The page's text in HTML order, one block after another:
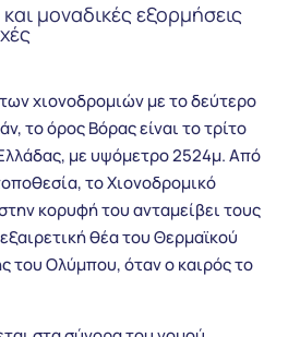
μοναδικές εξορμήσεις
χιονοδρομιών με το δεύτερο
το όρος Βόρας είναι το τρίτο
με υψόμετρο 2524μ. Από
το Χιονοδρομικό
κορυφή του ανταμείβει τους
θέα του Θερμαϊκού
του Ολύμπου, όταν ο καιρός το